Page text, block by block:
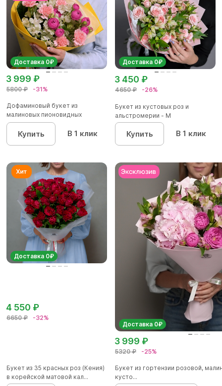
Доставка 0₽
5800 ₽ -31%
3 999 ₽
Дофаминовый букет из
малиновых пионовидных
кустовых роз...
Купить В 1 клик
Доставка 0₽
4650 ₽ -26%
3 450 ₽
Букет из кустовых роз и
альстромерии - М
Купить В 1 клик
Доставка 0₽
6650 ₽ -32%
4 550 ₽
Букет из 35 красных роз (Кения)
в корейской матовой кал...
Доставка 0₽
5320 ₽ -25%
3 999 ₽
Букет из гортензии розовой,
кусто...